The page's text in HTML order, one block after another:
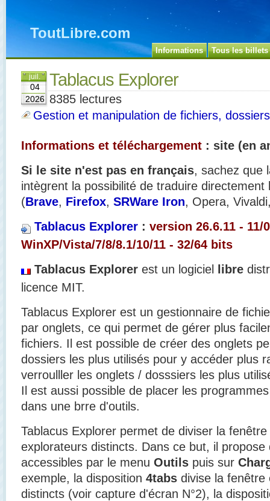
ToutLibre.com
Informations Tous les billets
juil.
04
2026
Tablacus Explorer
8385 lectures
Gestion et manipulation de fichiers,
Informations et téléchargement : site (en
Si le site n'est pas en français, sachez que
intègrent la possibilité de traduire directement
(Brave, Firefox, SRWare Iron, Opera,
Tablacus Explorer : version 26.6.11 - 11/
WinXP/Vista/7/8/8.1/10/11 - 32/64 bits
Tablacus Explorer est un logiciel libre
licence MIT.
Tablacus Explorer est un gestionnaire de
par onglets, ce qui permet de gérer plus
fichiers. Il est possible de créer des onglets
dossiers les plus utilisés pour y accéder plus
verroulller les onglets / dosssiers les plus
Il est aussi possible de placer les
dans une brre d'outils.
Tablacus Explorer permet de diviser la
explorateurs distincts. Dans ce but, il propose
accessibles par le menu Outils puis sur
exemple, la disposition 4tabs divise la fenêtre
distincts (voir capture d'écran N°2), la